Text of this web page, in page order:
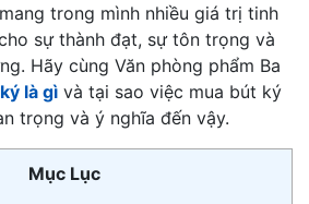
trong mình nhiều giá trị tinh
sự thành đạt, sự tôn trọng và
Hãy cùng Văn phòng phẩm Ba
là gì và tại sao việc mua bút ký
trọng và ý nghĩa đến vậy.
Mục Lục